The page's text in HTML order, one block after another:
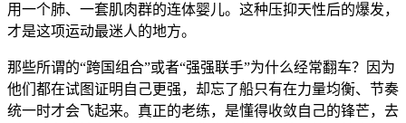
用一个肺、一套肌肉群的连体婴儿。这种压抑天性后的爆发，
才是这项运动最迷人的地方。
那些所谓的“跨国组合”或者“强强联手”为什么经常翻车？因为
他们都在试图证明自己更强，却忘了船只有在力量均衡、节奏
统一时才会飞起来。真正的老练，是懂得收敛自己的锋芒，去